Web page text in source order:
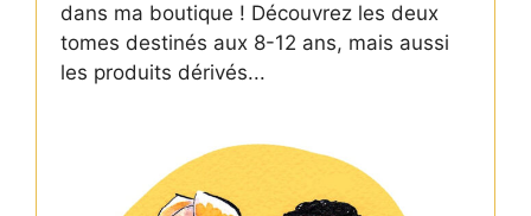
dans ma boutique ! Découvrez les deux
tomes destinés aux 8-12 ans, mais aussi
les produits dérivés...